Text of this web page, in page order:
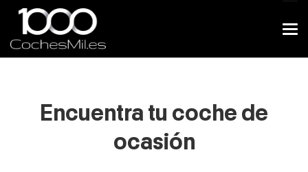
Encuentra tu coche de
ocasión